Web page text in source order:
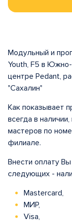
Модульный и
Youth, F5 в
центре Pedant,
"Сахалин"
Как показывает
всегда в
мастеров по
филиале.
Внести оплату
следующих -
Mastercard,
МИР,
Visa,